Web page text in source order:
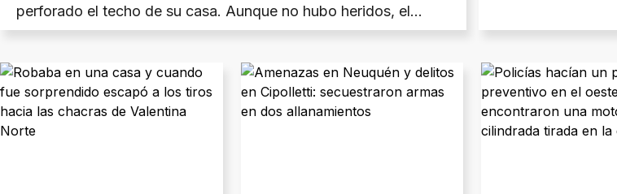
perforado el techo de su casa. Aunque no hubo heridos, el
episodio motivó un pedido para festejar con conciencia y sin